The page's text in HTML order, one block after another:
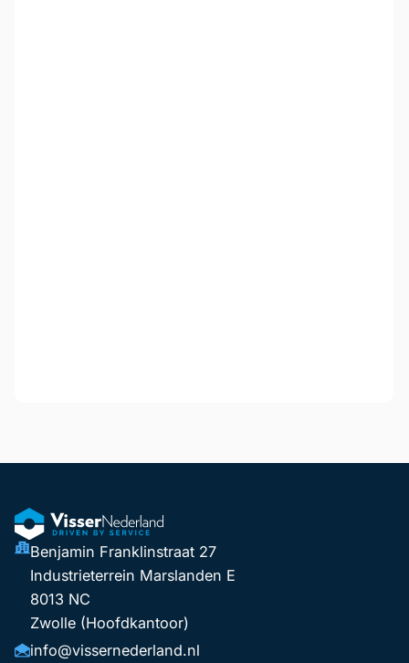
Benjamin Franklinstraat 27
Industrieterrein Marslanden E
8013 NC
Zwolle (Hoofdkantoor)
info@vissernederland.nl